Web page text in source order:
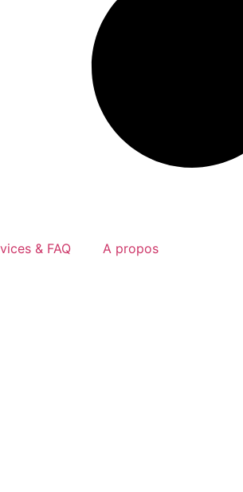
& FAQ A propos